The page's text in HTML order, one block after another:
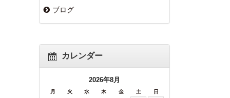
ブログ
カレンダー
2026年8月
月 火 水 木 金 土 日